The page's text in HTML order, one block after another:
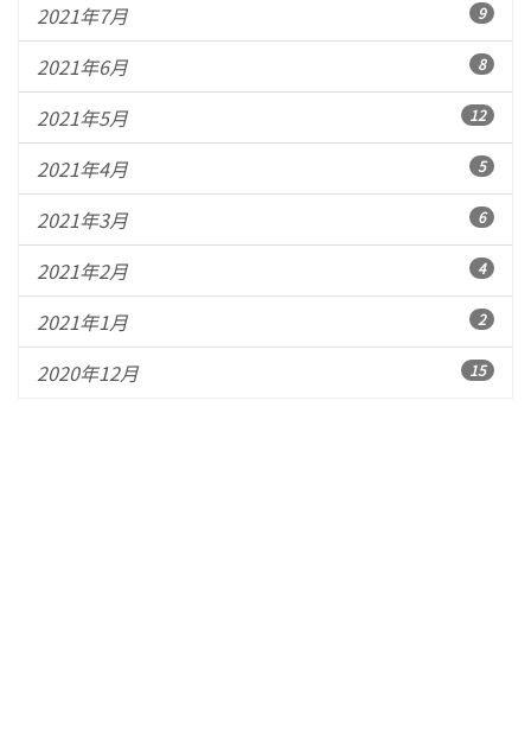
2021年7月 9
2021年6月 8
2021年5月 12
2021年4月 5
2021年3月 6
2021年2月 4
2021年1月 2
2020年12月 15